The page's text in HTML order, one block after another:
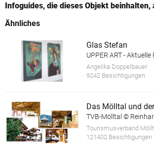
Infoguides, die dieses Objekt beinhalten,
Ähnliches
Glas Stefan
Angelika Doppelbauer
9242 Besichtigungen
Das Mölltal und
TVB-Mölltal ©
Tourismusverband
121402 Besichtigungen